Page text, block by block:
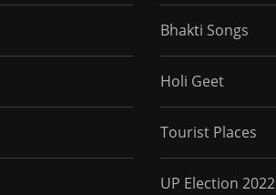
Bhakti Songs
Holi Geet
Tourist Places
UP Election 2022